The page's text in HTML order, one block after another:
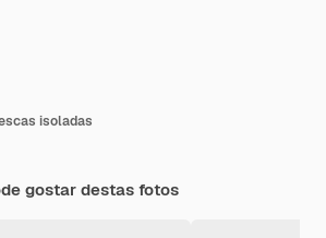
isoladas
gostar destas fotos